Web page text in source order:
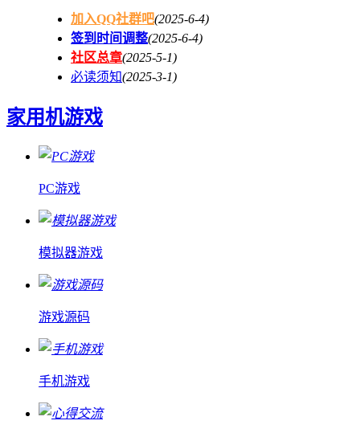
加入QQ社群吧(2025-6-4)
签到时间调整(2025-6-4)
社区总章(2025-5-1)
必读须知(2025-3-1)
家用机游戏
PC游戏
模拟器游戏
游戏源码
手机游戏